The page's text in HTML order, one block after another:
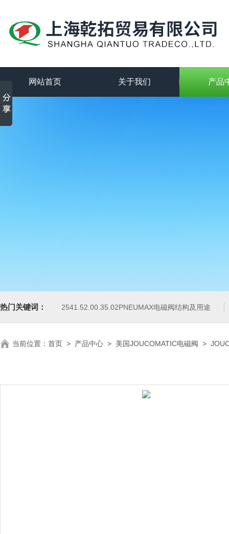
网站首页 关于我们 产品
热门关键词： 2541.52.00.35.02PNEUMAX电磁阀结构及用途
当前位置： 首页 > 产品中心 > 美国JOUCOMATIC电磁阀 >